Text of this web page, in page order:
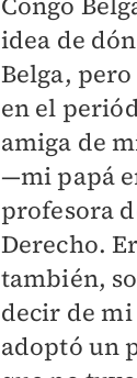
idea de
Belga,
en el
amiga de
—mi papá
profesora
Derecho.
también,
decir de
adoptó un